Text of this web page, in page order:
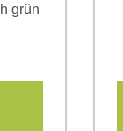
grün